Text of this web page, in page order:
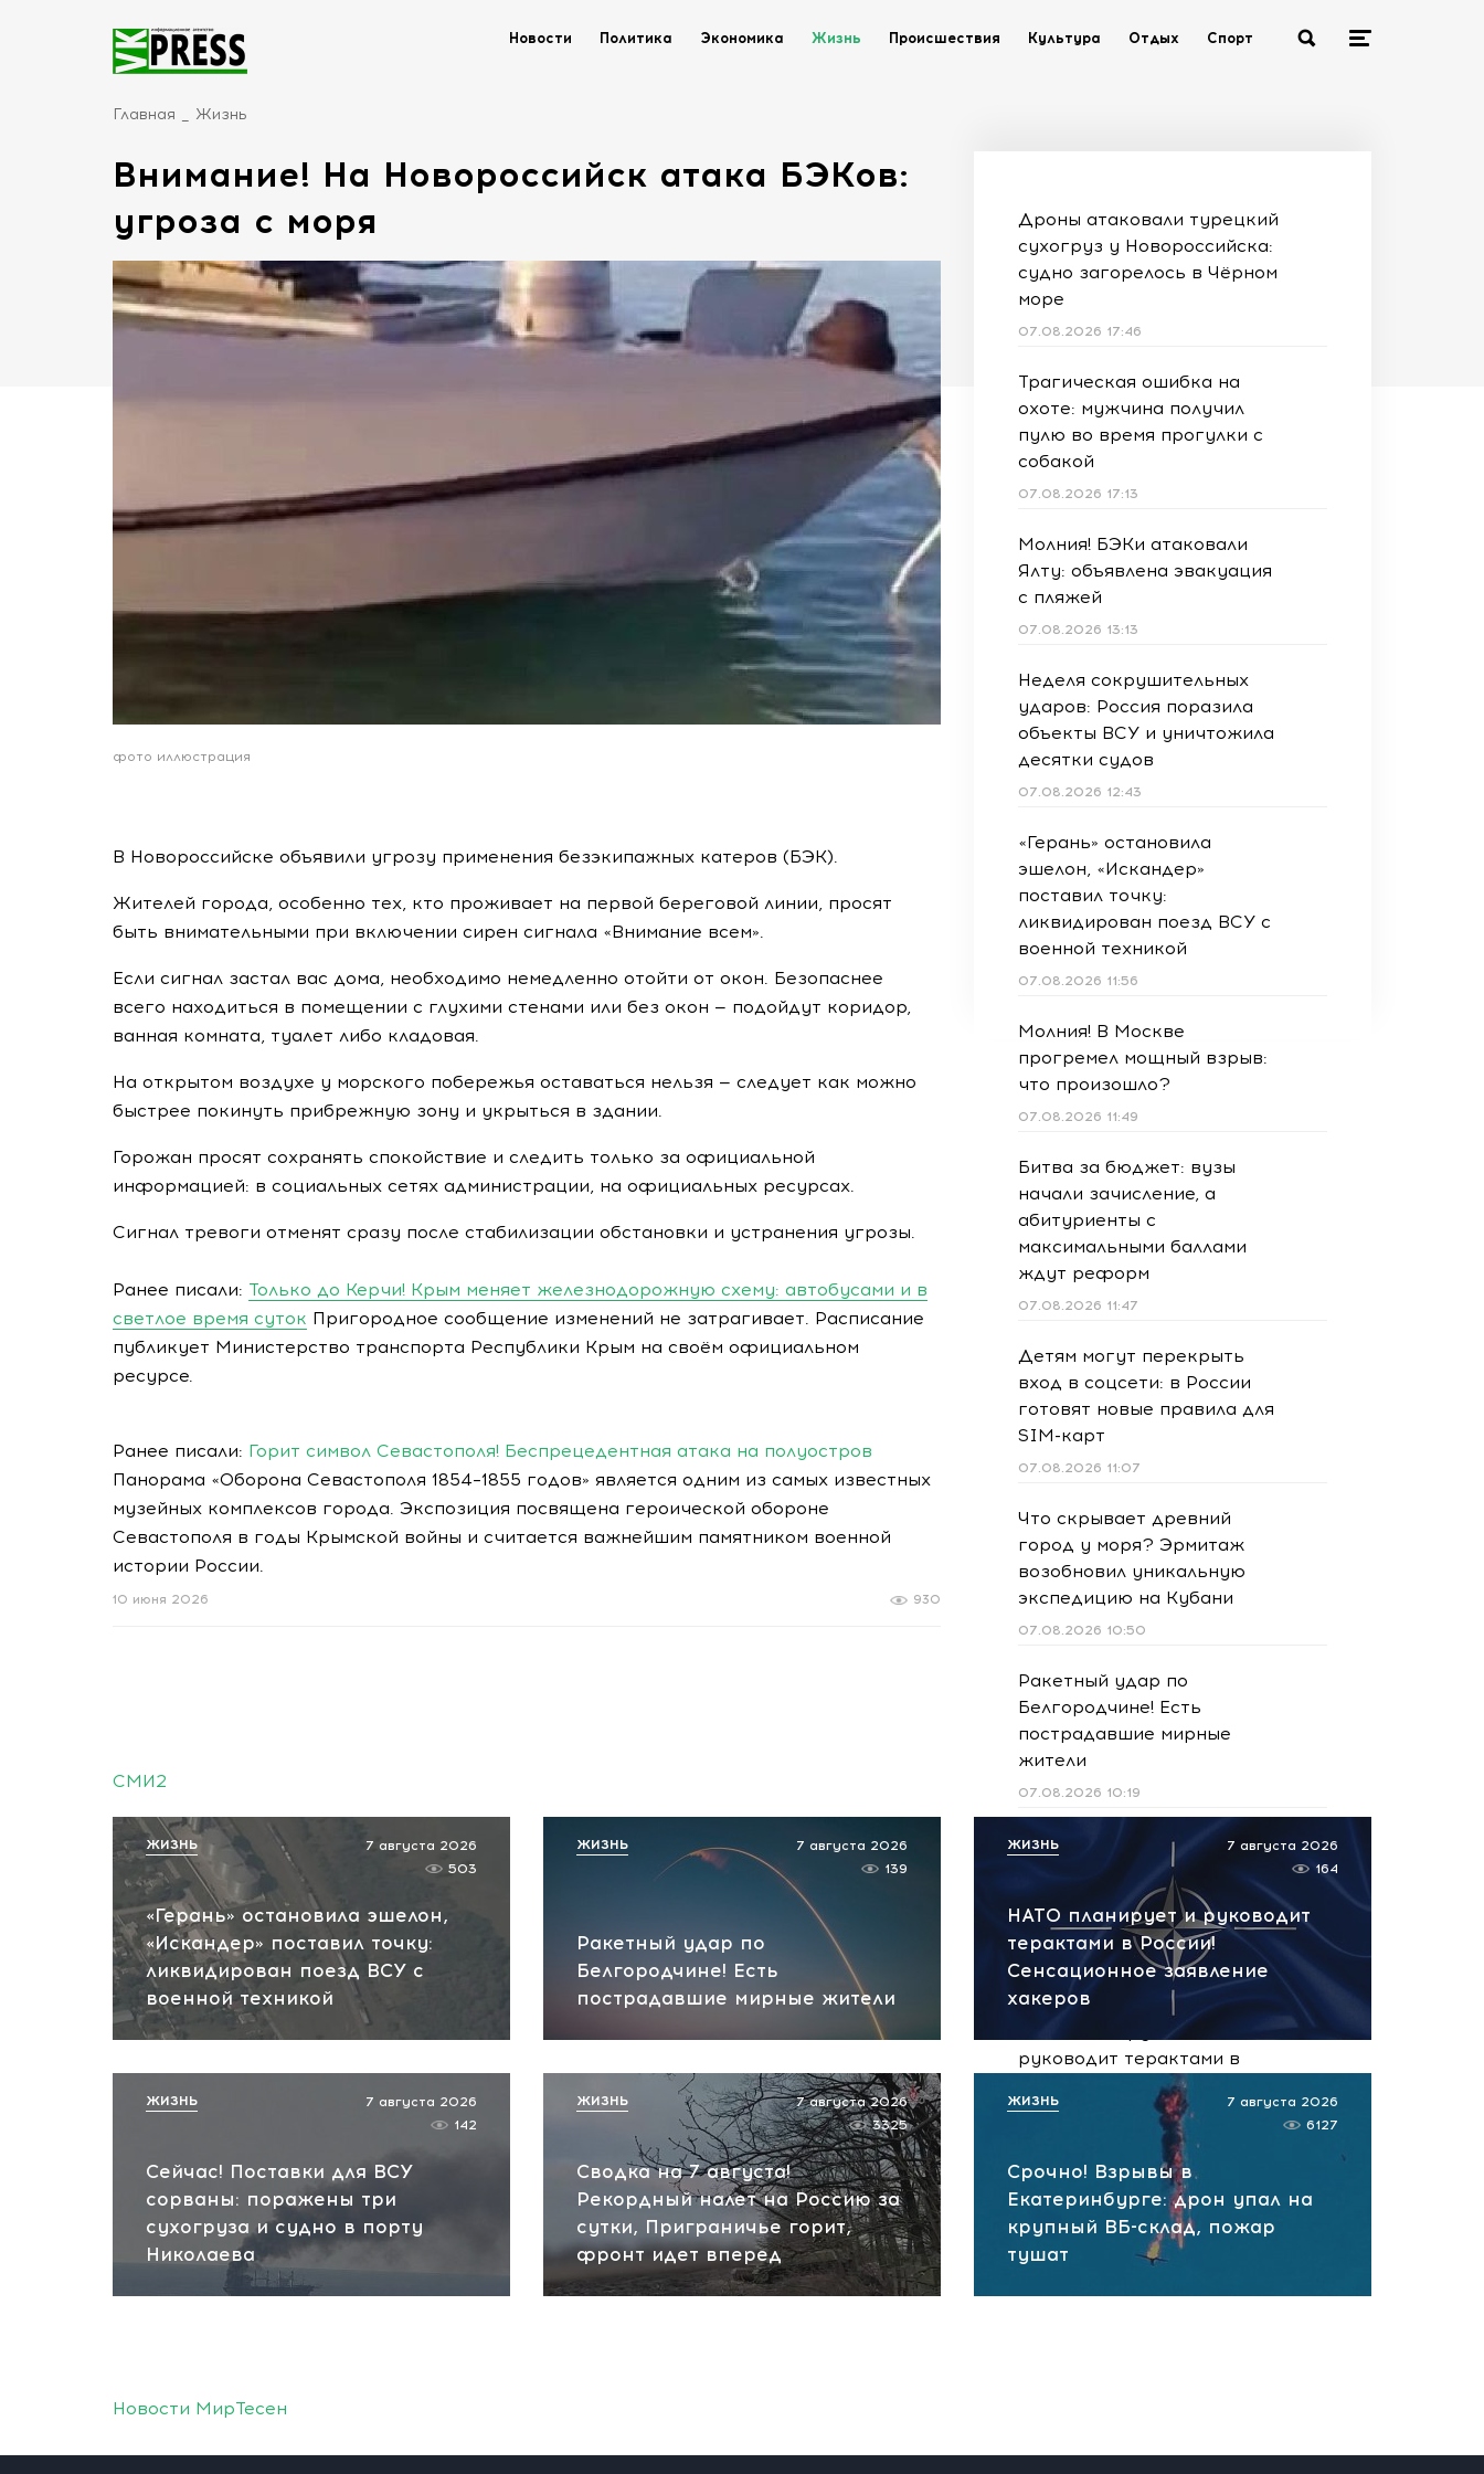
Новости Политика Экономика Жизнь Происшествия Культура Отдых Спорт
Главная Жизнь
Внимание! На Новороссийск атака БЭКов:
угроза с моря
фото иллюстрация
В Новороссийске объявили угрозу применения безэкипажных катеров (БЭК).
Жителей города, особенно тех, кто проживает на первой береговой линии, просят
быть внимательными при включении сирен сигнала «Внимание всем».
Если сигнал застал вас дома, необходимо немедленно отойти от окон. Безопаснее
всего находиться в помещении с глухими стенами или без окон — подойдут коридор,
ванная комната, туалет либо кладовая.
На открытом воздухе у морского побережья оставаться нельзя — следует как можно
быстрее покинуть прибрежную зону и укрыться в здании.
Горожан просят сохранять спокойствие и следить только за официальной
информацией: в социальных сетях администрации, на официальных ресурсах.
Сигнал тревоги отменят сразу после стабилизации обстановки и устранения угрозы.
Ранее писали: Только до Керчи! Крым меняет железнодорожную схему: автобусами и в
светлое время суток Пригородное сообщение изменений не затрагивает. Расписание
публикует Министерство транспорта Республики Крым на своём официальном
ресурсе.
Ранее писали: Горит символ Севастополя! Беспрецедентная атака на полуостров
Панорама «Оборона Севастополя 1854–1855 годов» является одним из самых известных
музейных комплексов города. Экспозиция посвящена героической обороне
Севастополя в годы Крымской войны и считается важнейшим памятником военной
истории России.
930
10 июня 2026
Дроны атаковали турецкий
сухогруз у Новороссийска:
судно загорелось в Чёрном
море
07.08.2026 17:46
Трагическая ошибка на
охоте: мужчина получил
пулю во время прогулки с
собакой
07.08.2026 17:13
Молния! БЭКи атаковали
Ялту: объявлена эвакуация
с пляжей
07.08.2026 13:13
Неделя сокрушительных
ударов: Россия поразила
объекты ВСУ и уничтожила
десятки судов
07.08.2026 12:43
«Герань» остановила
эшелон, «Искандер»
поставил точку:
ликвидирован поезд ВСУ с
военной техникой
07.08.2026 11:56
Молния! В Москве
прогремел мощный взрыв:
что произошло?
07.08.2026 11:49
Битва за бюджет: вузы
начали зачисление, а
абитуриенты с
максимальными баллами
ждут реформ
07.08.2026 11:47
Детям могут перекрыть
вход в соцсети: в России
готовят новые правила для
SIM-карт
07.08.2026 11:07
Что скрывает древний
город у моря? Эрмитаж
возобновил уникальную
экспедицию на Кубани
07.08.2026 10:50
Ракетный удар по
Белгородчине! Есть
пострадавшие мирные
жители
07.08.2026 10:19
Срочно! В Геленджике и
Новороссийске громко -
работает ПВО:
рекомендуется уйти с
пляжей
07.08.2026 10:13
НАТО планирует и
руководит терактами в
России! Сенсационное
заявление хакеров
СМИ2
«Герань» остановила эшелон,
«Искандер» поставил точку:
ликвидирован поезд ВСУ с
военной техникой
7 августа 2026
503
ЖИЗНЬ
Ракетный удар по
Белгородчине! Есть
пострадавшие мирные жители
7 августа 2026
139
ЖИЗНЬ
НАТО планирует и руководит
терактами в России!
Сенсационное заявление
хакеров
7 августа 2026
164
ЖИЗНЬ
Сейчас! Поставки для ВСУ
сорваны: поражены три
сухогруза и судно в порту
Николаева
7 августа 2026
142
ЖИЗНЬ
Сводка на 7 августа!
Рекордный налет на Россию за
сутки, Приграничье горит,
фронт идет вперед
7 августа 2026
3325
ЖИЗНЬ
Срочно! Взрывы в
Екатеринбурге: дрон упал на
крупный ВБ-склад, пожар
тушат
7 августа 2026
6127
ЖИЗНЬ
Новости МирТесен